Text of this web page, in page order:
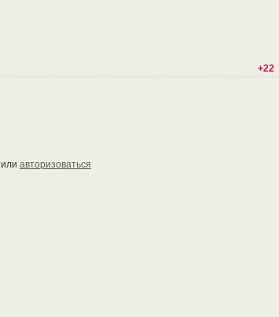
+22
или авторизоваться